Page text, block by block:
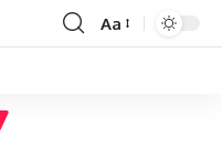
Font
Aa